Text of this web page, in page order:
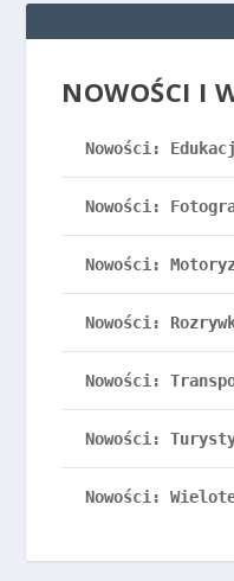
NOWOŚCI I
Nowości:
Nowości:
Nowości:
Nowości:
Nowości:
Nowości:
Nowości: